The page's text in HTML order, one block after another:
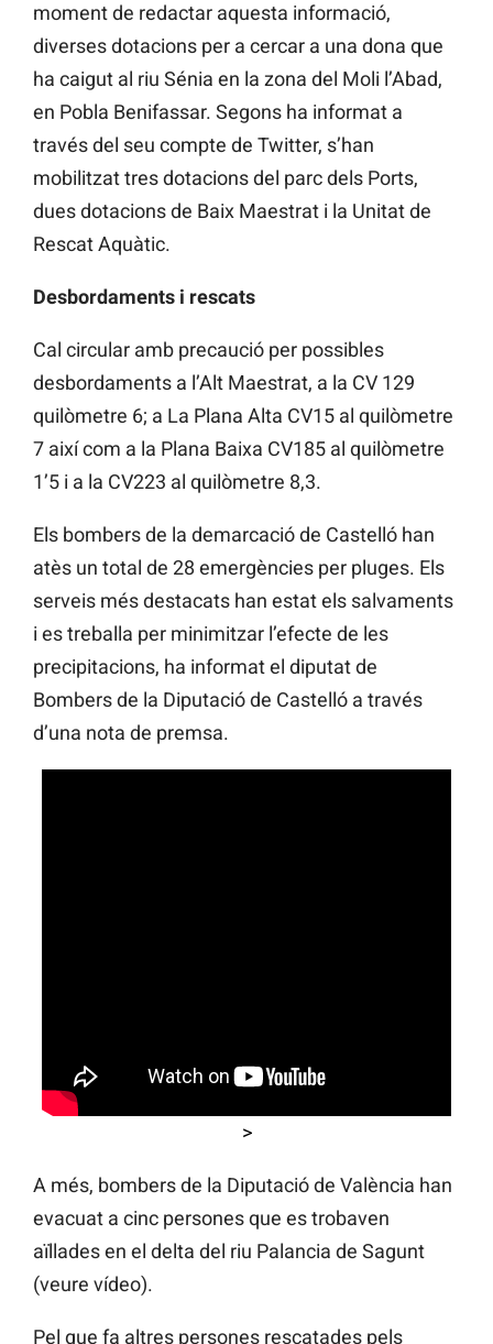
moment de redactar aquesta informació,
diverses dotacions per a cercar a una dona que
ha caigut al riu Sénia en la zona del Moli l’Abad,
en Pobla Benifassar. Segons ha informat a
través del seu compte de Twitter, s’han
mobilitzat tres dotacions del parc dels Ports,
dues dotacions de Baix Maestrat i la Unitat de
Rescat Aquàtic.
Desbordaments i rescats
Cal circular amb precaució per possibles
desbordaments a l’Alt Maestrat, a la CV 129
quilòmetre 6; a La Plana Alta CV15 al quilòmetre
7 així com a la Plana Baixa CV185 al quilòmetre
1’5 i a la CV223 al quilòmetre 8,3.
Els bombers de la demarcació de Castelló han
atès un total de 28 emergències per pluges. Els
serveis més destacats han estat els salvaments
i es treballa per minimitzar l’efecte de les
precipitacions, ha informat el diputat de
Bombers de la Diputació de Castelló a través
d’una nota de premsa.
>
A més, bombers de la Diputació de València han
evacuat a cinc persones que es trobaven
aïllades en el delta del riu Palancia de Sagunt
(veure vídeo).
Pel que fa altres persones rescatades pels